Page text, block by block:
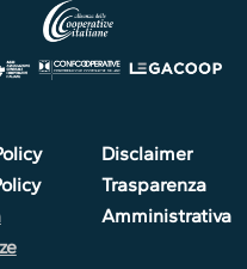
Disclaimer
Trasparenza
Amministrativa